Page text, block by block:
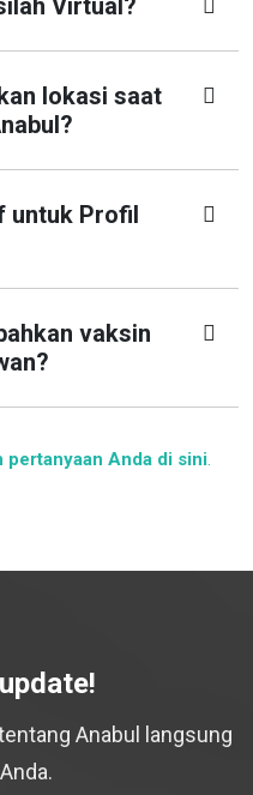
Virtual?
lokasi saat
untuk Profil
vaksin
pertanyaan Anda di sini.
Anabul langsung